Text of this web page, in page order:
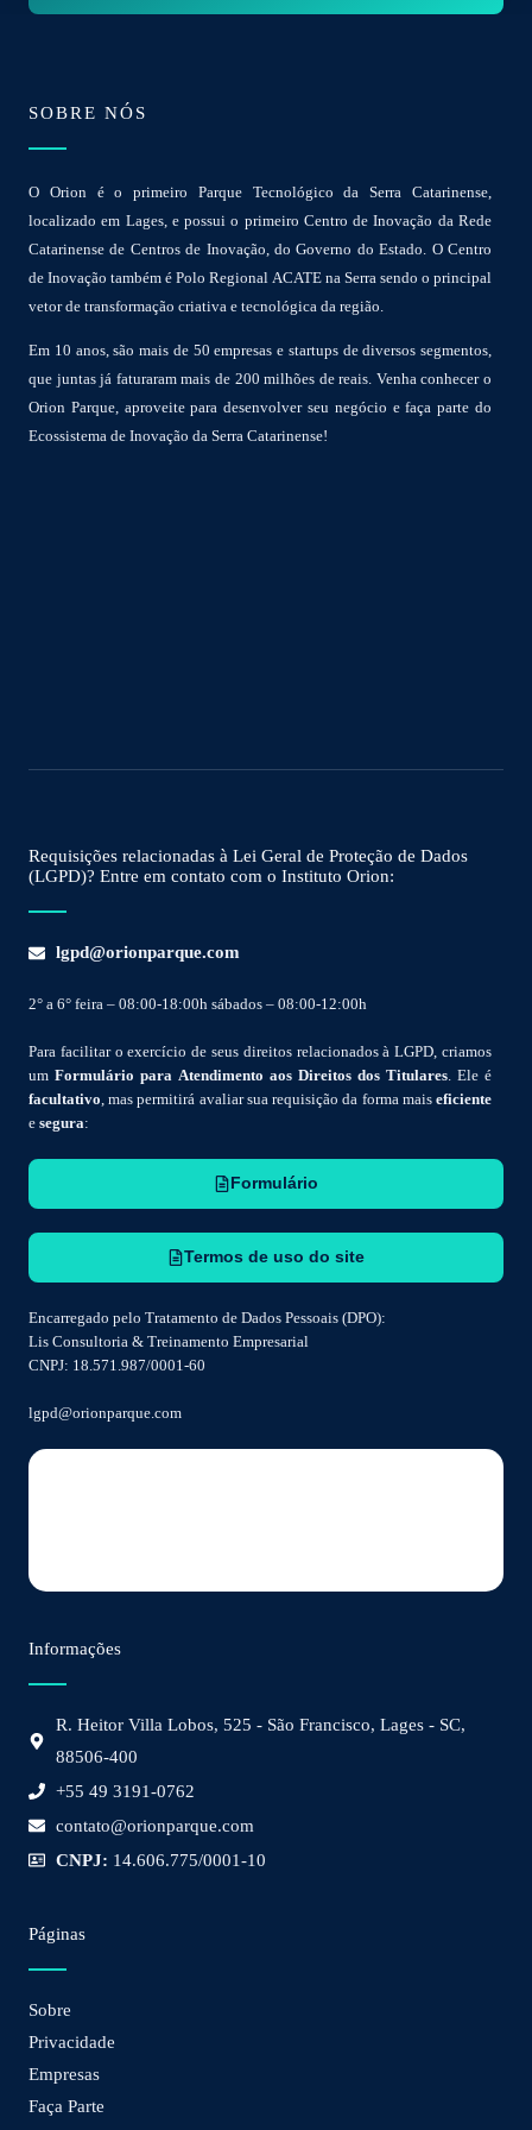
SOBRE NÓS
O Orion é o primeiro Parque Tecnológico da Serra Catarinense,
localizado em Lages, e possui o primeiro Centro de Inovação da Rede
Catarinense de Centros de Inovação, do Governo do Estado. O Centro
de Inovação também é Polo Regional ACATE na Serra sendo o principal
vetor de transformação criativa e tecnológica da região.
Em 10 anos, são mais de 50 empresas e startups de diversos segmentos,
que juntas já faturaram mais de 200 milhões de reais. Venha conhecer o
Orion Parque, aproveite para desenvolver seu negócio e faça parte do
Ecossistema de Inovação da Serra Catarinense!
Páginas
Sobre
Privacidade
Empresas
Faça Parte
Informações
R. Heitor Villa Lobos, 525 - São Francisco, Lages - SC,
88506-400
+55 49 3191-0762
contato@orionparque.com
CNPJ: 14.606.775/0001-10
Requisições relacionadas à Lei Geral de Proteção de Dados
(LGPD)? Entre em contato com o Instituto Orion:
lgpd@orionparque.com
2° a 6° feira – 08:00-18:00h sábados – 08:00-12:00h
Para facilitar o exercício de seus direitos relacionados à LGPD, criamos
um Formulário para Atendimento aos Direitos dos Titulares. Ele é
facultativo, mas permitirá avaliar sua requisição da forma mais eficiente
e segura:
Formulário
Termos de uso do site
Encarregado pelo Tratamento de Dados Pessoais (DPO):
Lis Consultoria & Treinamento Empresarial
CNPJ: 18.571.987/0001-60
lgpd@orionparque.com